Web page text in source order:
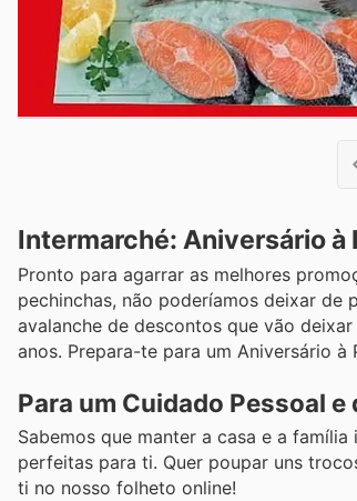
Intermarché: Aniversário à
Pronto para agarrar as melhores
pechinchas, não poderíamos deixar
avalanche de descontos que vão
anos. Prepara-te para um Aniversário
Para um Cuidado Pessoal
Sabemos que manter a casa e a
perfeitas para ti. Quer poupar uns
ti no nosso folheto online!